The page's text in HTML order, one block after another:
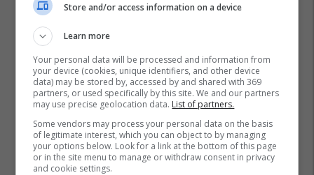
Store and/or access information on a device
Learn more
Your personal data will be processed and information from
your device (cookies, unique identifiers, and other device
data) may be stored by, accessed by and shared with 369
partners, or used specifically by this site. We and our partners
may use precise geolocation data. List of partners.
Some vendors may process your personal data on the basis
of legitimate interest, which you can object to by managing
your options below. Look for a link at the bottom of this page
or in the site menu to manage or withdraw consent in privacy
and cookie settings.